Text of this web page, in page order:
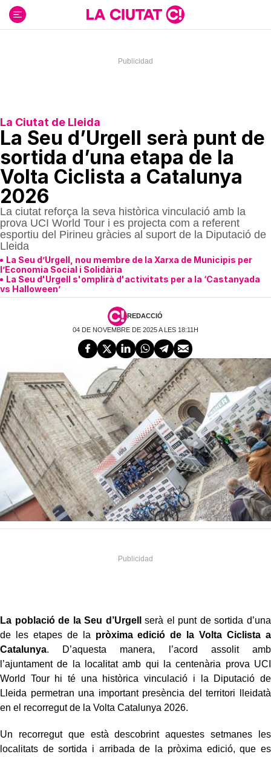
contenido
La Ciutat de Lleida
La Seu d’Urgell serà punt de
sortida d’una etapa de la
Volta Ciclista a Catalunya
2026
La ciutat reforça la seva històrica vinculació amb la
prova UCI World Tour i es projecta com a referent
esportiu del Pirineu gràcies al suport de la Diputació de
Lleida
La Seu d’Urgell, nou membre de la Xarxa de Municipis per
l’Economia Social i Solidària
La Seu d'Urgell s'omplirà d'activitats per a la ‘Castanyada
vs Halloween’
REDACCIÓ
04 DE NOVEMBRE DE 2025 A LES 18:11H
La població de la Seu d’Urgell
serà el punt de sortida d’una
de les etapes de la pròxima edició de la Volta Ciclista a
Catalunya. D’aquesta manera, l’acord assolit amb
l’ajuntament de la localitat amb qui la centenària prova UCI
World Tour hi té una històrica vinculació i la Diputació de
Lleida permetran una important presència del territori lleidatà
en el recorregut de la Volta Catalunya 2026.
Un recorregut que està descobrint aquestes setmanes les
localitats de sortida i arribada de la pròxima edició, que es